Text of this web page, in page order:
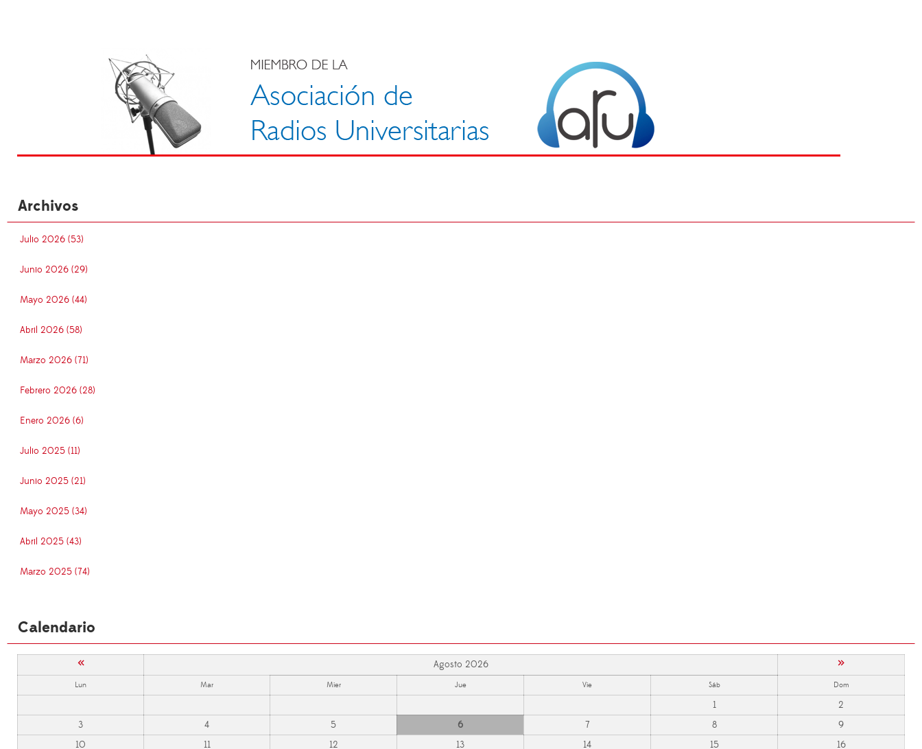
Archivos
Julio 2026 (53)
Junio 2026 (29)
Mayo 2026 (44)
Abril 2026 (58)
Marzo 2026 (71)
Febrero 2026 (28)
Enero 2026 (6)
Julio 2025 (11)
Junio 2025 (21)
Mayo 2025 (34)
Abril 2025 (43)
Marzo 2025 (74)
Calendario
« Agosto 2026 »
Lun Mar Mier Jue Vie Sáb Dom
1
2
3
4 5 6 7 8
9
10
11 12 13 14 15 16